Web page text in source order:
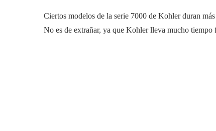
Ciertos modelos de la serie 7000 de Kohler duran
No es de extrañar, ya que Kohler lleva mucho